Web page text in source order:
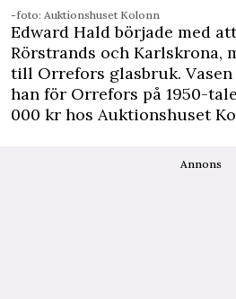
-foto: Auktionshuset Kolonn
Edward Hald började med
­Rörstrands och Karlskrona,
till Orrefors glasbruk.
han för Orrefors på 1950-
000 kr hos Auktionshuset
Annons